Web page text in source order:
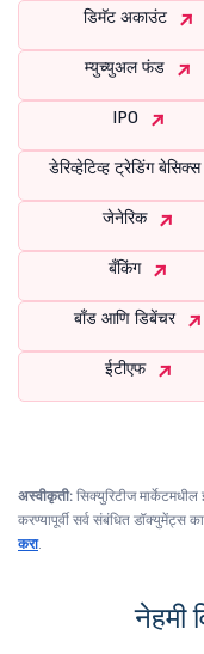
डिमॅट अकाउंट
म्युच्युअल फंड
IPO
डेरिव्हेटिव्ह ट्रेडिंग बेसिक्स
जेनेरिक
बँकिंग
बाँड आणि डिबेंचर
ईटीएफ
अस्वीकृती: सिक्युरिटीज
करण्यापूर्वी सर्व संबंधित डॉक्युमेंट्स
करा.
नेहमी